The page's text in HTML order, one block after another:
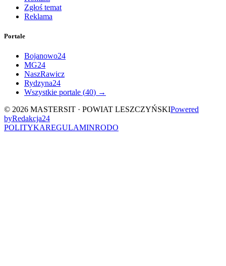
Zgłoś temat
Reklama
Portale
Bojanowo24
MG24
NaszRawicz
Rydzyna24
Wszystkie portale (40) →
© 2026 MASTERSIT · POWIAT LESZCZYŃSKIPowered
byRedakcja24
POLITYKAREGULAMINRODO